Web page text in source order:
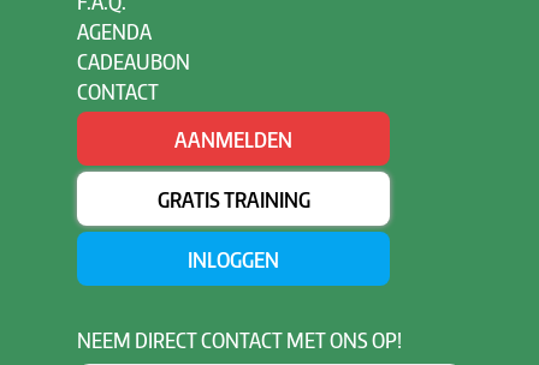
AGENDA
CADEAUBON
CONTACT
AANMELDEN
GRATIS TRAINING
INLOGGEN
NEEM DIRECT CONTACT MET ONS OP!